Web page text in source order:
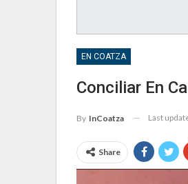
EN COATZA
Conciliar En
By InCoatza Last
Share